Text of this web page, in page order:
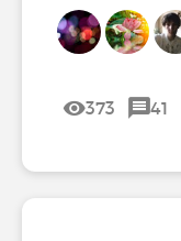
373 41